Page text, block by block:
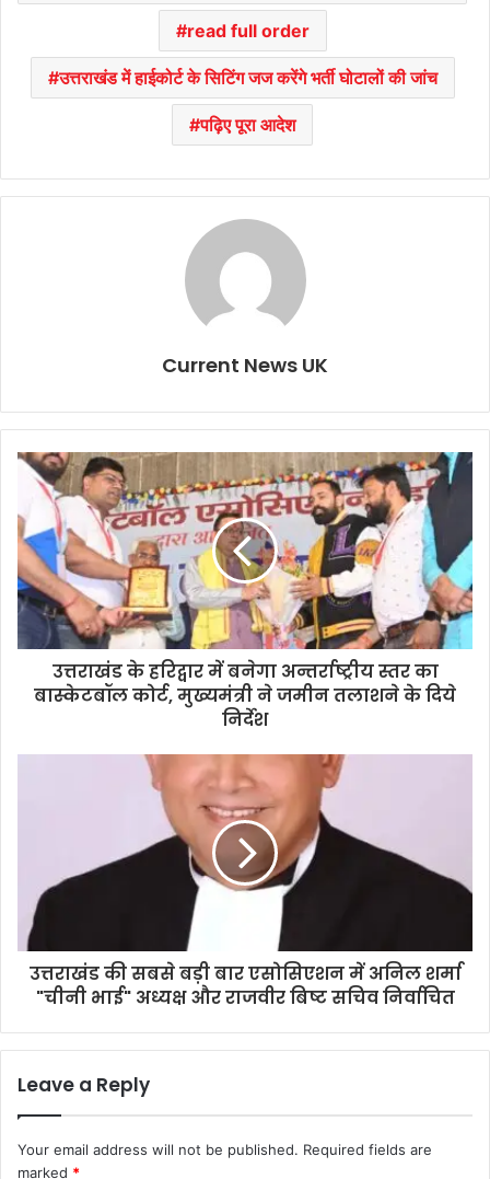
read full order
उत्तराखंड में हाईकोर्ट के सिटिंग जज करेंगे भर्ती घोटालों की जांच
पढ़िए पूरा आदेश
Current News UK
उत्तराखंड के हरिद्वार में बनेगा अन्तर्राष्ट्रीय स्तर का
बास्केटबॉल कोर्ट, मुख्यमंत्री ने जमीन तलाशने के दिये
निर्देश
उत्तराखंड की सबसे बड़ी बार एसोसिएशन में अनिल शर्मा
"चीनी भाई" अध्यक्ष और राजवीर बिष्ट सचिव निर्वाचित
Leave a Reply
Your email address will not be published. Required fields are
marked *